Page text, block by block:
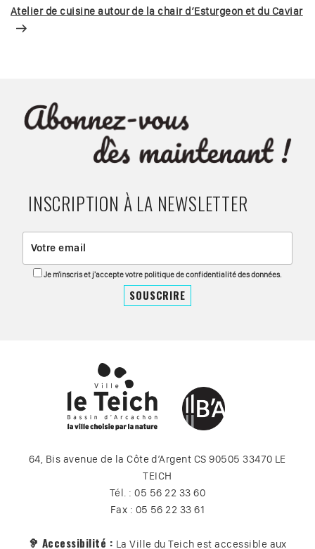
suivant
Atelier de cuisine autour de la chair d’Esturgeon et du Caviar
INSCRIPTION À LA NEWSLETTER
Je m'inscris et j'accepte votre politique de confidentialité des données.
64, Bis avenue de la Côte d’Argent CS 90505 33470 LE
TEICH
Tél. : 05 56 22 33 60
Fax : 05 56 22 33 61
🦻 Accessibilité : La Ville du Teich est accessible aux